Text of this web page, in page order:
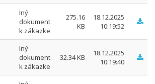
Iný
dokument
k zákazke
275.16
KB
18.12.2025
10:19:52
Iný
dokument
k zákazke
32.34 KB
18.12.2025
10:19:40